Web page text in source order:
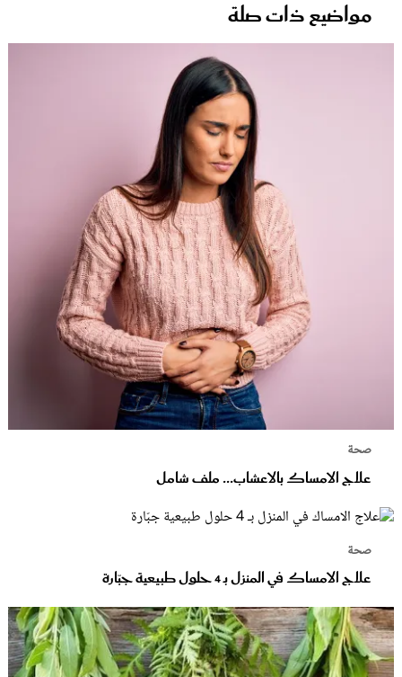
مواضيع ذات صلة
صحة
علاج الامساك بالاعشاب... ملف شامل
صحة
علاج الامساك في المنزل بـ 4 حلول طبيعية جبّارة